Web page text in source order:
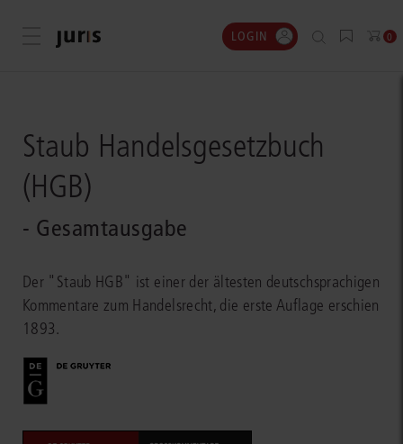
Menü öffnen LOGIN 0
Staub Handelsgesetzbuch
(HGB)
- Gesamtausgabe
Der "Staub HGB" ist einer der ältesten deutschsprachigen
Kommentare zum Handelsrecht, die erste Auflage erschien
1893.